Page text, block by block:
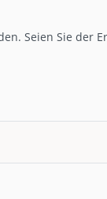
Seien Sie der